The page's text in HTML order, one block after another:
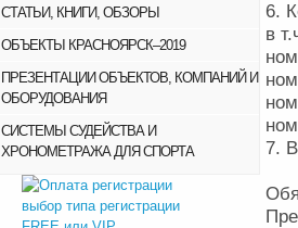
СТАТЬИ, КНИГИ, ОБЗОРЫ
ОБЪЕКТЫ КРАСНОЯРСК–2019
ПРЕЗЕНТАЦИИ ОБЪЕКТОВ, КОМПАНИЙ И
ОБОРУДОВАНИЯ
СИСТЕМЫ СУДЕЙСТВА И
ХРОНОМЕТРАЖА ДЛЯ СПОРТА
6.
в
7.